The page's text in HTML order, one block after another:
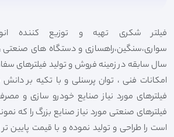
فیلتر شکری تهیه و توزیع کننده
سال سابقه در زمینه فروش و تولید فیلترهای
امکانات فنی ، توان پرسنلی و با تکیه بر
فیلترهای مورد نیاز صنایع خودرو سازی و
فیلترهای صنعتی مورد نیاز صنایع بزرگ را که
است را طراحی و تولید نموده و با قیمت پایین